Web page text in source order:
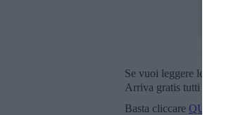
Se vuoi leggere le notizie
Arriva gratis tutti i giorni
Basta cliccare QUI